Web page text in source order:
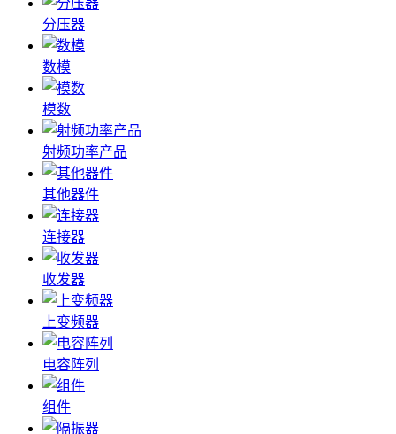
分压器
数模
模数
射频功率产品
其他器件
连接器
收发器
上变频器
电容阵列
组件